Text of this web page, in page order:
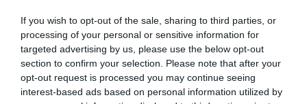
If you wish to opt-out of the sale, sharing to third parties, or
processing of your personal or sensitive information for
targeted advertising by us, please use the below opt-out
section to confirm your selection. Please note that after your
opt-out request is processed you may continue seeing
interest-based ads based on personal information utilized by
αυξανόμενη επιρροή δηλαδή του «Λίμπερο» στο δημόσιο
διάλογο.
Το κίνημα των ακτιβιστών δεν παίζει με «συμβατικά»
όπλα και για αυτό είναι πολύ δύσκολο να βρεθούν
αντίβαρα στην καμπάνια του. Η διαφημιστική εταιρία